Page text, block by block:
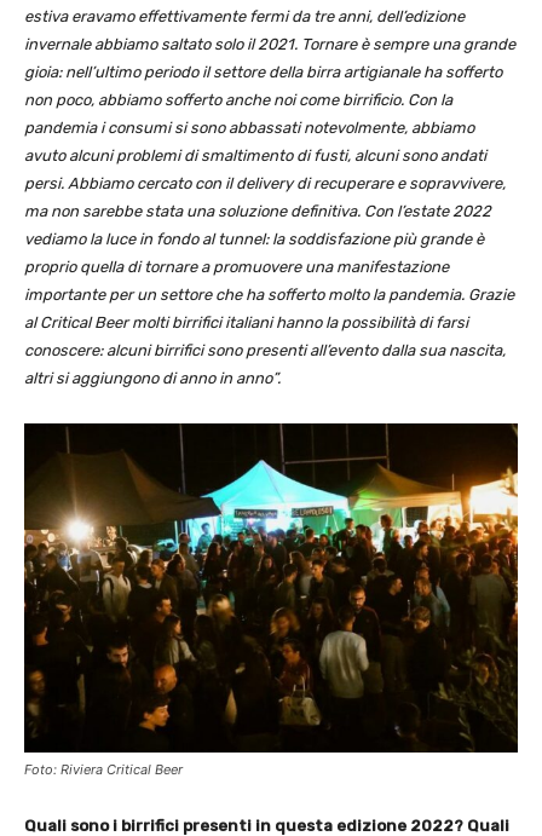
estiva eravamo effettivamente fermi da tre anni, dell’edizione
invernale abbiamo saltato solo il 2021. Tornare è sempre una grande
gioia: nell’ultimo periodo il settore della birra artigianale ha sofferto
non poco, abbiamo sofferto anche noi come birrificio. Con la
pandemia i consumi si sono abbassati notevolmente, abbiamo
avuto alcuni problemi di smaltimento di fusti, alcuni sono andati
persi. Abbiamo cercato con il delivery di recuperare e sopravvivere,
ma non sarebbe stata una soluzione definitiva. Con l’estate 2022
vediamo la luce in fondo al tunnel: la soddisfazione più grande è
proprio quella di tornare a promuovere una manifestazione
importante per un settore che ha sofferto molto la pandemia. Grazie
al Critical Beer molti birrifici italiani hanno la possibilità di farsi
conoscere: alcuni birrifici sono presenti all’evento dalla sua nascita,
altri si aggiungono di anno in anno”.
Foto: Riviera Critical Beer
Quali sono i birrifici presenti in questa edizione 2022? Quali